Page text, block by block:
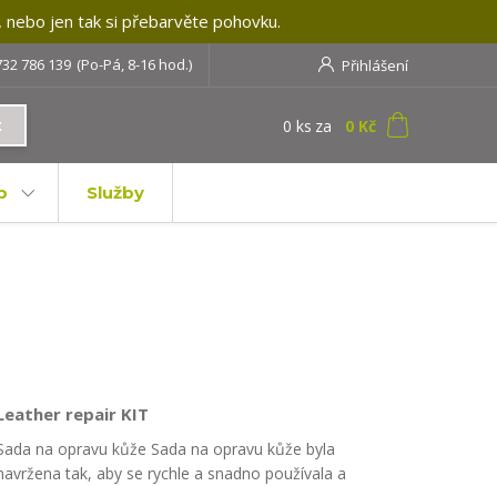
jen tak si přebarvěte pohovku.
Přihlášení
786 139 (Po-Pá, 8-16 hod.)
0 ks za 0 Kč
Služby
repair KIT
na opravu kůže Sada na opravu kůže byla
tak, aby se rychle a snadno používala a